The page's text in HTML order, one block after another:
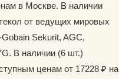
в Москве. В наличии
от ведущих мировых
Sekurit, AGC,
В наличии (6 шт.)
ценам от 17228 ₽ на